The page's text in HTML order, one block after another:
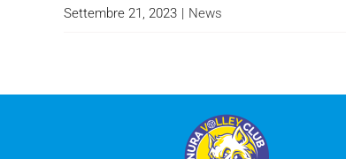
Settembre 21, 2023 | News